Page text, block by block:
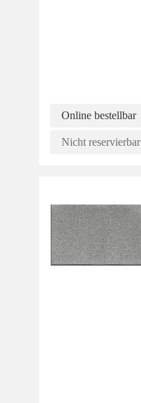
Online bestellbar
Nicht reservierbar